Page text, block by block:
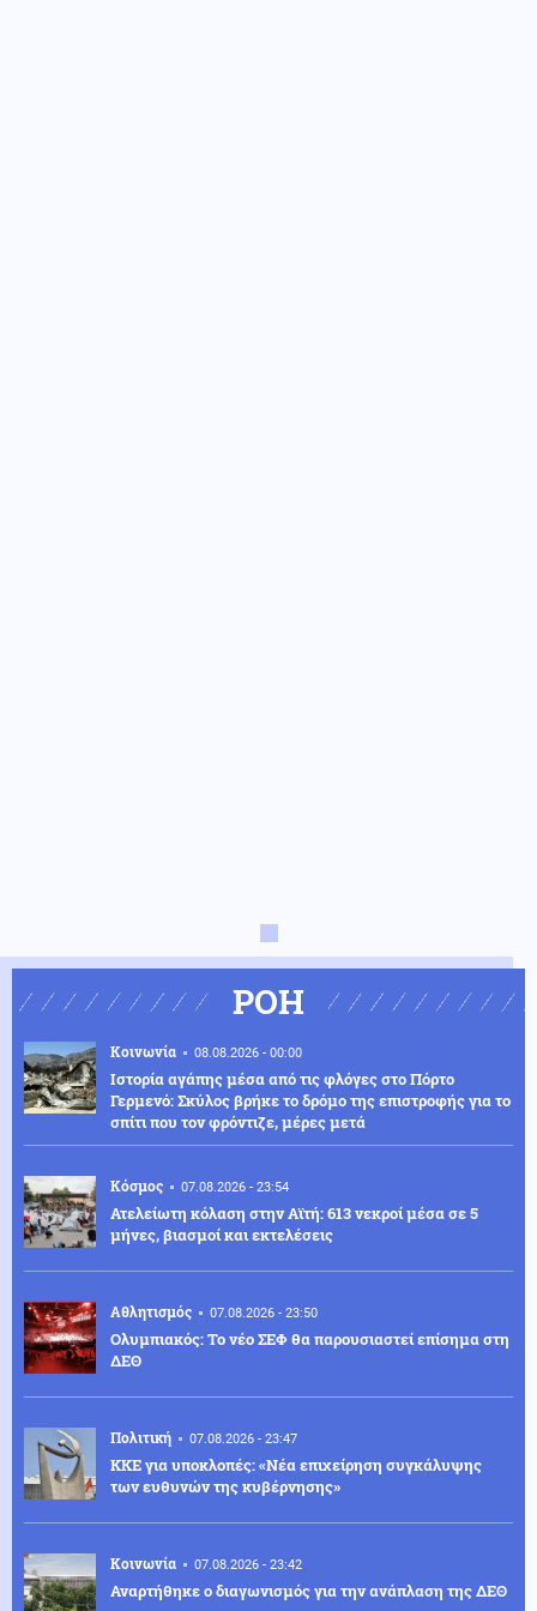
ΡΟΗ
Κοινωνία 08.08.2026 - 00:00
Ιστορία αγάπης μέσα από τις φλόγες στο Πόρτο
Γερμενό: Σκύλος βρήκε το δρόμο της επιστροφής για το
σπίτι που τον φρόντιζε, μέρες μετά
Κόσμος 07.08.2026 - 23:54
Ατελείωτη κόλαση στην Αϊτή: 613 νεκροί μέσα σε 5
μήνες, βιασμοί και εκτελέσεις
Αθλητισμός 07.08.2026 - 23:50
Ολυμπιακός: Το νέο ΣΕΦ θα παρουσιαστεί επίσημα στη
ΔΕΘ
Πολιτική 07.08.2026 - 23:47
ΚΚΕ για υποκλοπές: «Νέα επιχείρηση συγκάλυψης
των ευθυνών της κυβέρνησης»
Κοινωνία 07.08.2026 - 23:42
Αναρτήθηκε ο διαγωνισμός για την ανάπλαση της ΔΕΘ